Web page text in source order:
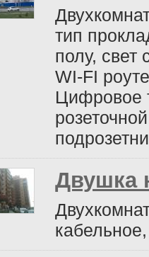
тип
полу, свет
WI-FI
Цифровое
Двушка